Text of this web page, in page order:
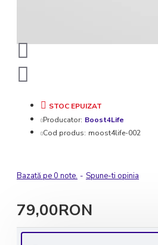
STOC EPUIZAT
Producator: Boost4Life
Cod produs: moost4life-002
Bazată pe 0 note. - Spune-ti opinia
79,00RON
Livrare rapida in 1-2 zile